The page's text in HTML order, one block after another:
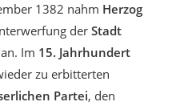
1382 nahm Herzog
der Stadt
an. Im 15. Jahrhundert
zu erbitterten
Partei, den